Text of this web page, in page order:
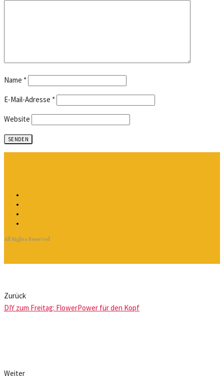
Name *
E-Mail-Adresse *
Website
All Rights Reserved
Zurück
DIY zum Freitag: FlowerPower für den Kopf
Weiter